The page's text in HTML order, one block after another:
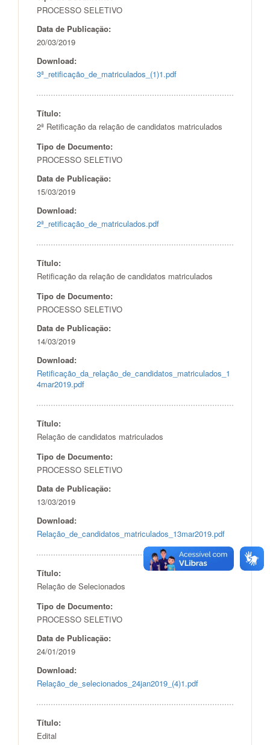
PROCESSO SELETIVO
Data de Publicação:
20/03/2019
Download:
3ª_retificação_de_matriculados_(1)1.pdf
Título:
2ª Retificação da relação de candidatos matriculados
Tipo de Documento:
PROCESSO SELETIVO
Data de Publicação:
15/03/2019
Download:
2ª_retificação_de_matriculados.pdf
Título:
Retificação da relação de candidatos matriculados
Tipo de Documento:
PROCESSO SELETIVO
Data de Publicação:
14/03/2019
Download:
Retificação_da_relação_de_candidatos_matriculados_1
4mar2019.pdf
Título:
Relação de candidatos matriculados
Tipo de Documento:
PROCESSO SELETIVO
Data de Publicação:
13/03/2019
Download:
Relação_de_candidatos_matriculados_13mar2019.pdf
Título:
Relação de Selecionados
Tipo de Documento:
PROCESSO SELETIVO
Data de Publicação:
24/01/2019
Download:
Relação_de_selecionados_24jan2019_(4)1.pdf
Título:
Edital